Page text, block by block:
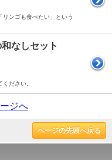
リンゴも食べたい」という
和なしセット
ださい。
ジへ
ページの先頭へ戻る